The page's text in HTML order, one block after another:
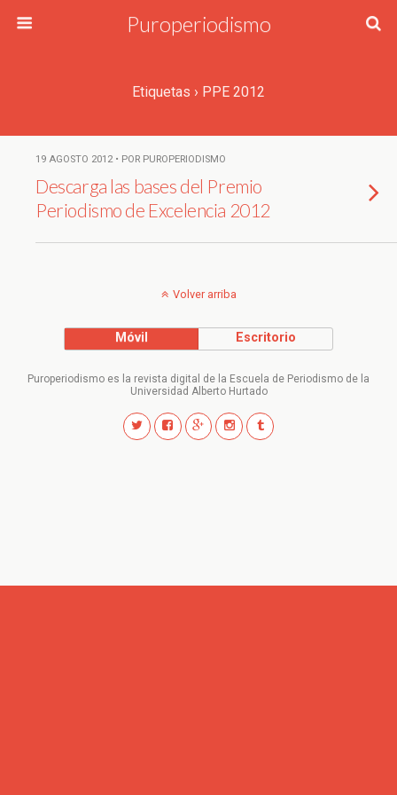
Puroperiodismo
Etiquetas › PPE 2012
19 AGOSTO 2012 • POR PUROPERIODISMO
Descarga las bases del Premio
Periodismo de Excelencia 2012
Volver arriba
Móvil Escritorio
Puroperiodismo es la revista digital de la Escuela de Periodismo de la
Universidad Alberto Hurtado